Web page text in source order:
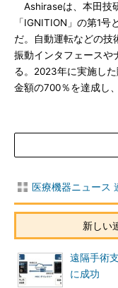
Ashiraseは、本田技
「IGNITION」の第1
だ。自動運転などの技
振動インタフェースや
る。2023年に実施し
金額の700％を達成し
医療機器ニュース
新しい
遠隔手術
に成功